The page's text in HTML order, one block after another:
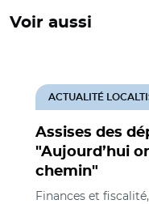
Voir aussi
Assises des
"Aujourd’hui
chemin"
ACTUALITÉ
Finances et